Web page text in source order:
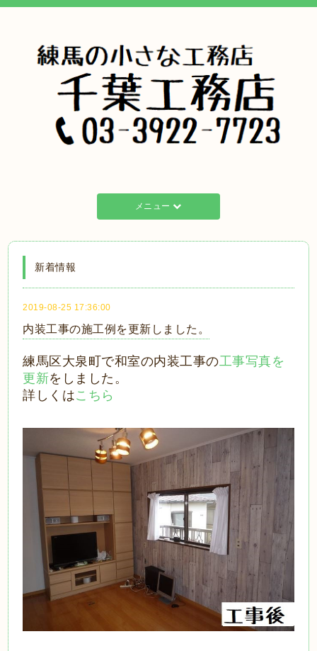
メニュー
新着情報
2019-08-25 17:36:00
内装工事の施工例を更新しました。
練馬区大泉町で和室の内装工事の工事写真を
更新をしました。
詳しくはこちら